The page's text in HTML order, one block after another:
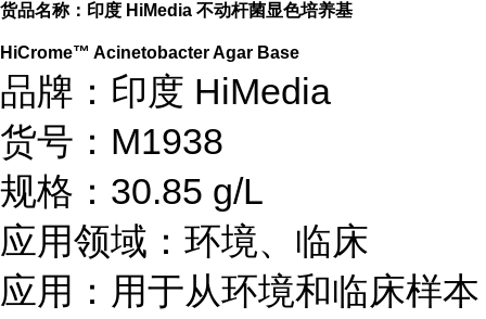
货品名称： 印度 HiMedia 不动杆菌显色培养基
HiCrome™ Acinetobacter Agar Base
品牌：印度 HiMedia
货号：M1938
规格：30.85 g/L
应用领域：环境、临床
应用：用于从环境和临床样本